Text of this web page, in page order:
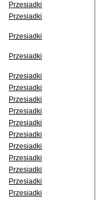
Przesiadki
Przesiadki
Przesiadki
Przesiadki
Przesiadki
Przesiadki
Przesiadki
Przesiadki
Przesiadki
Przesiadki
Przesiadki
Przesiadki
Przesiadki
Przesiadki
Przesiadki